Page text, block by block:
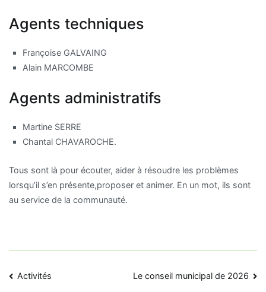
Agents techniques
Françoise GALVAING
Alain MARCOMBE
Agents administratifs
Martine SERRE
Chantal CHAVAROCHE.
Tous sont là pour écouter, aider à résoudre les problèmes
lorsqu’il s’en présente,proposer et animer. En un mot, ils sont
au service de la communauté.
Navigation
Activités Le conseil municipal de 2026